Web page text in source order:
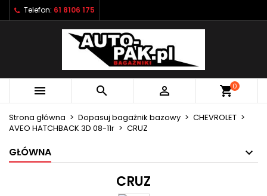
Telefon: 61 8106 175
   shopping_cart0
Strona główna Dopasuj bagażnik bazowy
CHEVROLET
AVEO HATCHBACK 3D 08-11r
CRUZ
GŁÓWNA
CRUZ
Moje listy życzeń ×
Utwórz nową listę
((modalTitle)) ×
((confirmMessage))
((cancelText)) ((modalDeleteText))
Utwórz listę życzeń ×
Nazwa listy życzeń
Anuluj Utwórz listę życzeń
Zaloguj się ×
Musisz być zalogowany by zapisać produkty na
swojej liście życzeń.
Anuluj Zaloguj się